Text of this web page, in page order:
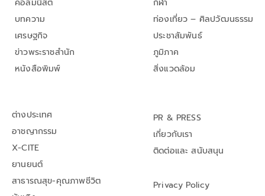
บทความ
เศรษฐกิจ
ข่าวพระราชสำนัก
หนังสือพิมพ์
ท่องเที่ยว – ศิลปวัฒนธรรม
ประชาสัมพันธ์
ภูมิภาค
สิ่งแวดล้อม
ต่างประเทศ
อาชญากรรม
X-CITE
ยานยนต์
สาธารณสุข-คุณภาพชีวิต
PR & PRESS
เกี่ยวกับเรา
ติดต่อและ สนับสนุน
Privacy Policy